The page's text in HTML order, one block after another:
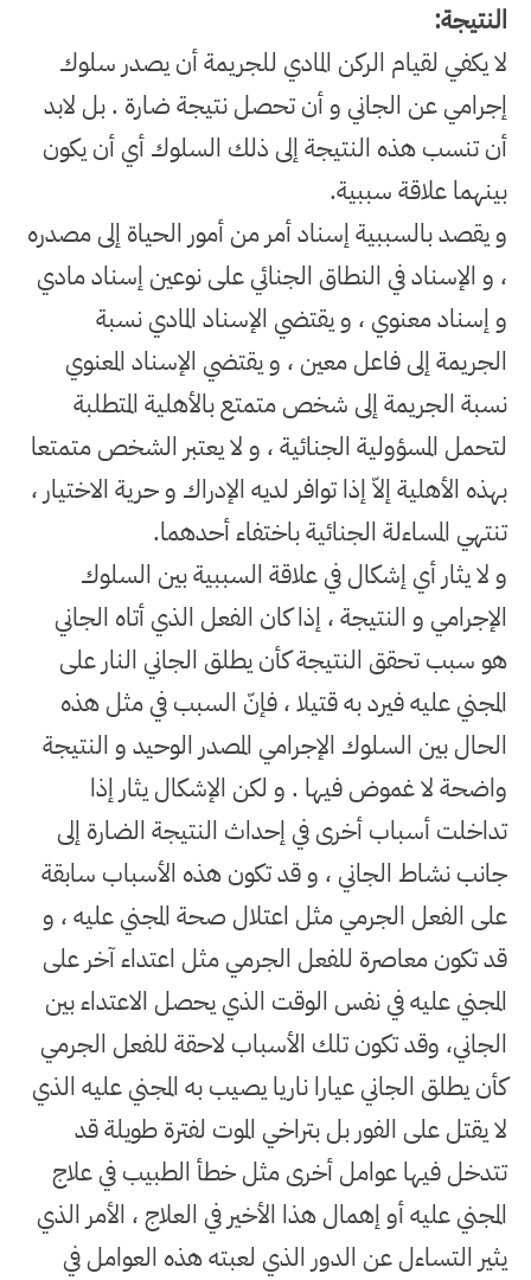
النتيجة:
لا يكفي لقيام الركن المادي للجريمة أن يصدر سلوك
إجرامي عن الجاني و أن تحصل نتيجة ضارة . بل لابد
أن تنسب هذه النتيجة إلى ذلك السلوك أي أن يكون
بينهما علاقة سببية.
و يقصد بالسببية إسناد أمر من أمور الحياة إلى مصدره
، و الإسناد في النطاق الجنائي على نوعين إسناد مادي
و إسناد معنوي ، و يقتضي الإسناد المادي نسبة
الجريمة إلى فاعل معين ، و يقتضي الإسناد المعنوي
نسبة الجريمة إلى شخص متمتع بالأهلية المتطلبة
لتحمل المسؤولية الجنائية ، و لا يعتبر الشخص متمتعا
بهذه الأهلية إلاّ إذا توافر لديه الإدراك و حرية الاختيار ،
تنتهي المساءلة الجنائية باختفاء أحدهما.
و لا يثار أي إشكال في علاقة السببية بين السلوك
الإجرامي و النتيجة ، إذا كان الفعل الذي أتاه الجاني
هو سبب تحقق النتيجة كأن يطلق الجاني النار على
المجني عليه فيرد به قتيلا ، فإنّ السبب في مثل هذه
الحال بين السلوك الإجرامي المصدر الوحيد و النتيجة
واضحة لا غموض فيها . و لكن الإشكال يثار إذا
تداخلت أسباب أخرى في إحداث النتيجة الضارة إلى
جانب نشاط الجاني ، و قد تكون هذه الأسباب سابقة
على الفعل الجرمي مثل اعتلال صحة المجني عليه ، و
قد تكون معاصرة للفعل الجرمي مثل اعتداء آخر على
المجني عليه في نفس الوقت الذي يحصل الاعتداء بين
الجاني، وقد تكون تلك الأسباب لاحقة للفعل الجرمي
كأن يطلق الجاني عيارا ناريا يصيب به المجني عليه الذي
لا يقتل على الفور بل بتراخي الموت لفترة طويلة قد
تتدخل فيها عوامل أخرى مثل خطأ الطبيب في علاج
المجني عليه أو إهمال هذا الأخير في العلاج ، الأمر الذي
يثير التساءل عن الدور الذي لعبته هذه العوامل في